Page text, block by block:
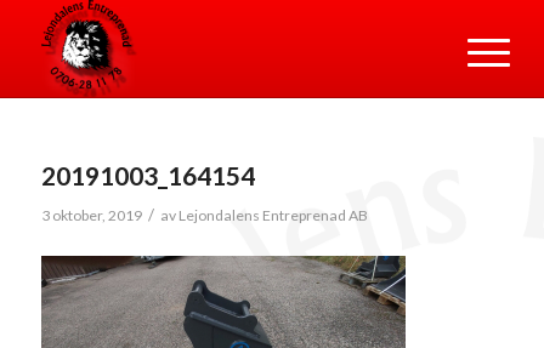
20191003_164154
3 oktober, 2019 / av Lejondalens Entreprenad AB